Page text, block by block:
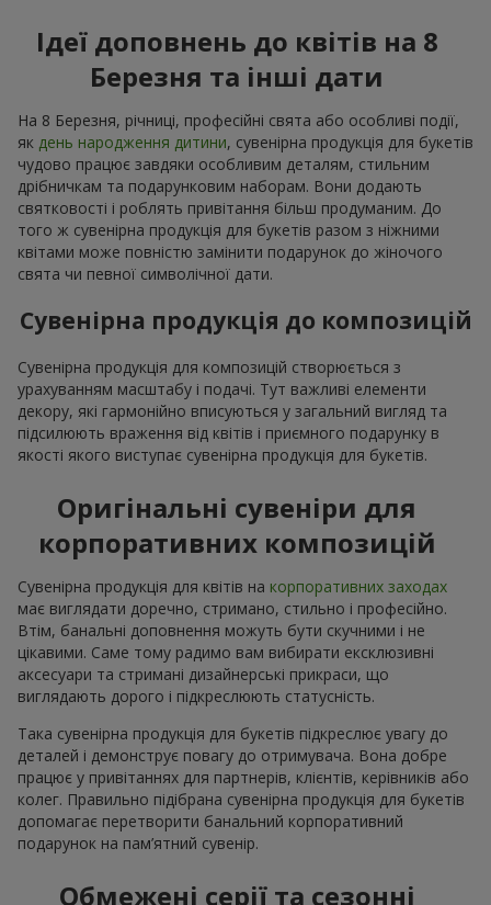
Ідеї доповнень до квітів на 8
Березня та інші дати
На 8 Березня, річниці, професійні свята або особливі події,
як день народження дитини, сувенірна продукція для букетів
чудово працює завдяки особливим деталям, стильним
дрібничкам та подарунковим наборам. Вони додають
святковості і роблять привітання більш продуманим. До
того ж сувенірна продукція для букетів разом з ніжними
квітами може повністю замінити подарунок до жіночого
свята чи певної символічної дати.
Сувенірна продукція до композицій
Сувенірна продукція для композицій створюється з
урахуванням масштабу і подачі. Тут важливі елементи
декору, які гармонійно вписуються у загальний вигляд та
підсилюють враження від квітів і приємного подарунку в
якості якого виступає сувенірна продукція для букетів.
Оригінальні сувеніри для
корпоративних композицій
Сувенірна продукція для квітів на корпоративних заходах
має виглядати доречно, стримано, стильно і професійно.
Втім, банальні доповнення можуть бути скучними і не
цікавими. Саме тому радимо вам вибирати ексклюзивні
аксесуари та стримані дизайнерські прикраси, що
виглядають дорого і підкреслюють статусність.
Така сувенірна продукція для букетів підкреслює увагу до
деталей і демонструє повагу до отримувача. Вона добре
працює у привітаннях для партнерів, клієнтів, керівників або
колег. Правильно підібрана сувенірна продукція для букетів
допомагає перетворити банальний корпоративний
подарунок на пам’ятний сувенір.
Обмежені серії та сезонні